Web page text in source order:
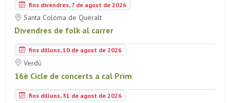
fins divendres, 7 de agost de 2026
Santa Coloma de Queralt
Divendres de folk al carrer
fins dilluns, 10 de agost de 2026
Verdú
16è Cicle de concerts a cal Prim
fins dilluns, 31 de agost de 2026